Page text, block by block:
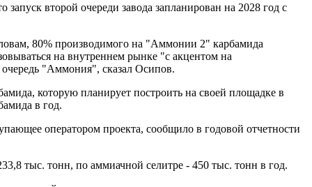
второй очереди завода запланирован на 2028 год с
80% производимого на "Аммонии 2" карбамида
на внутреннем рынке "с акцентом на
очередь "Аммония", сказал Осипов.
которую планирует построить на своей площадке в
в год.
оператором проекта, сообщило в годовой отчетности
тыс. тонн, по аммиачной селитре - 450 тыс. тонн в год.